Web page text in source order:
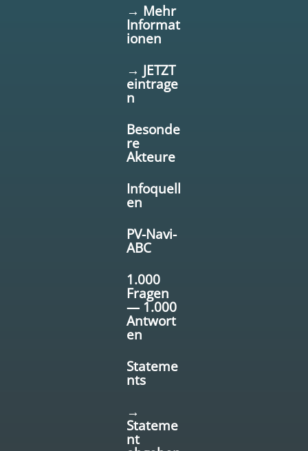
→ Mehr
Informat
ionen
→ JETZT
eintrage
n
Besonde
re
Akteure
Infoquell
en
PV-Navi-
ABC
1.000
Fragen
— 1.000
Antwort
en
Stateme
nts
→
Stateme
nt